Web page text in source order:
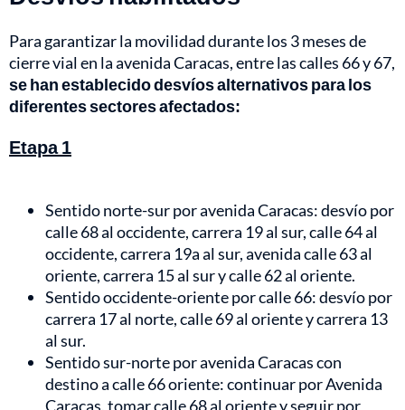
Para garantizar la movilidad durante los 3 meses de
cierre vial en la avenida Caracas, entre las calles 66 y 67,
se han establecido desvíos alternativos para los
diferentes sectores afectados:
Etapa 1
Sentido norte-sur por avenida Caracas: desvío por
calle 68 al occidente, carrera 19 al sur, calle 64 al
occidente, carrera 19a al sur, avenida calle 63 al
oriente, carrera 15 al sur y calle 62 al oriente.
Sentido occidente-oriente por calle 66: desvío por
carrera 17 al norte, calle 69 al oriente y carrera 13
al sur.
Sentido sur-norte por avenida Caracas con
destino a calle 66 oriente: continuar por Avenida
Caracas, tomar calle 68 al oriente y seguir por